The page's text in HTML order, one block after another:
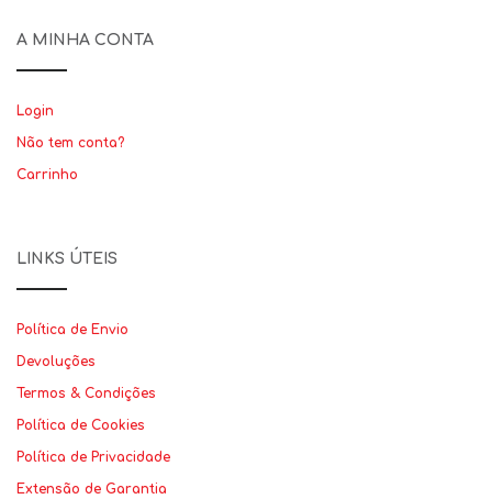
A MINHA CONTA
Login
Não tem conta?
Carrinho
LINKS ÚTEIS
Política de Envio
Devoluções
Termos & Condições
Política de Cookies
Política de Privacidade
Extensão de Garantia